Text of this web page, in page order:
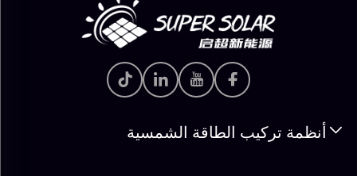
أنظمة تركيب الطاقة الشمسية